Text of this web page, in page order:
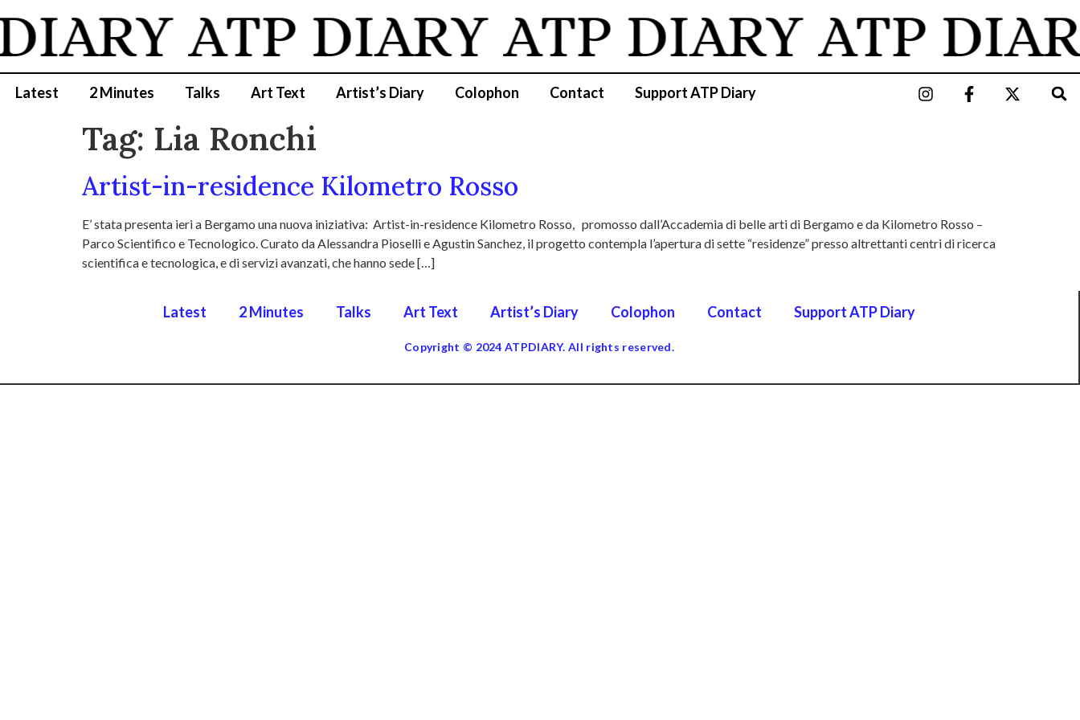
ATP DIARY ATP DIARY ATP
Latest 2 Minutes Talks Art Text Artist’s Diary Colophon Contact Support ATP Diary
Tag: Lia Ronchi
Artist-in-residence Kilometro Rosso
E’ stata presenta ieri a Bergamo una nuova iniziativa: Artist-in-residence Kilometro Rosso, promosso dall’Accademia di belle arti di Bergamo e da Kilometro Rosso –
Parco Scientifico e Tecnologico. Curato da Alessandra Pioselli e Agustin Sanchez, il progetto contempla l’apertura di sette “residenze” presso altrettanti centri di ricerca
scientifica e tecnologica, e di servizi avanzati, che hanno sede […]
Latest 2 Minutes Talks Art Text Artist’s Diary Colophon Contact Support ATP Diary
Copyright © 2024 ATPDIARY. All rights reserved.